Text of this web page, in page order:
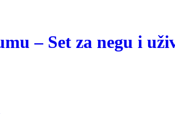
– Set za negu i